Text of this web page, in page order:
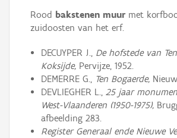
Rood bakstenen muurmet
zuidoosten van het erf.
DECUYPER J., De hofstede van
Koksijde,Pervijze, 1952.
DEMERRE G., Ten Bogaerde,
DEVLIEGHER L., 25 jaar
West-Vlaanderen (1950-1975),
afbeelding 283.
Register Generaal ende Nieuwe